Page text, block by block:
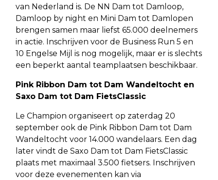
van Nederland is. De NN Dam tot Damloop,
Damloop by night en Mini Dam tot Damlopen
brengen samen maar liefst 65.000 deelnemers
in actie. Inschrijven voor de Business Run 5 en
10 Engelse Mijl is nog mogelijk, maar er is slechts
een beperkt aantal teamplaatsen beschikbaar.
Pink Ribbon Dam tot Dam Wandeltocht en
Saxo Dam tot Dam FietsClassic
Le Champion organiseert op zaterdag 20
september ook de Pink Ribbon Dam tot Dam
Wandeltocht voor 14.000 wandelaars. Een dag
later vindt de Saxo Dam tot Dam FietsClassic
plaats met maximaal 3.500 fietsers. Inschrijven
voor deze evenementen kan via